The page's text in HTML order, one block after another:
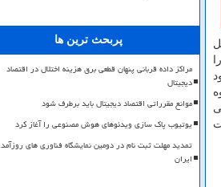
پربحث ترین ها
مراکز داده قربانی پنهان قطعی برق هزینه اختلال در اقتصاد
دیجیتال
موانع مقرراتی اقتصاد دیجیتال باید برطرف شود
یوتیوب پاک سازی ویدئوهای هوش مصنوعی را آغاز کرد
تمدید مهلت ثبت نام در دومین نمایشگاه فناوری های روزآمد
ایران